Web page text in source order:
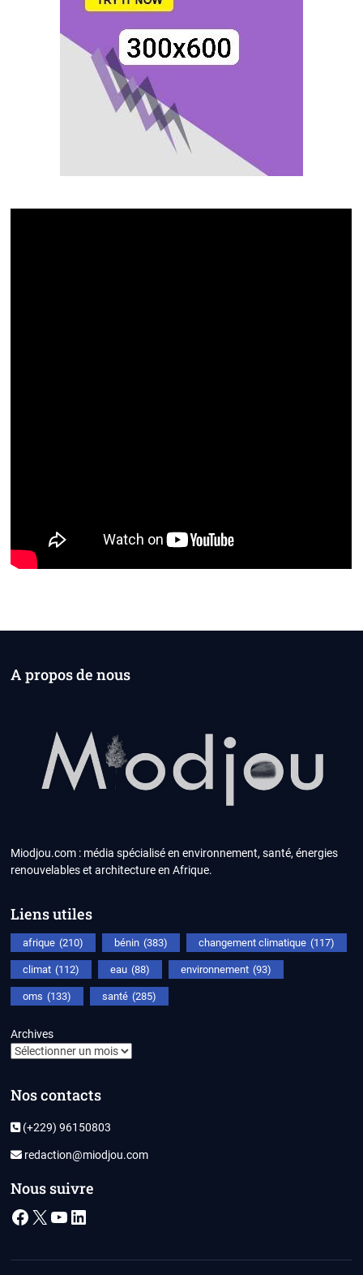
A propos de nous
Miodjou.com : média spécialisé en environnement, santé, énergies
renouvelables et architecture en Afrique.
Liens utiles
afrique (210) bénin (383) changement climatique (117)
climat (112) eau (88) environnement (93)
oms (133) santé (285)
Archives
Nos contacts
(+229) 96150803
redaction@miodjou.com
Nous suivre
Facebook
X YouTube
LinkedIn